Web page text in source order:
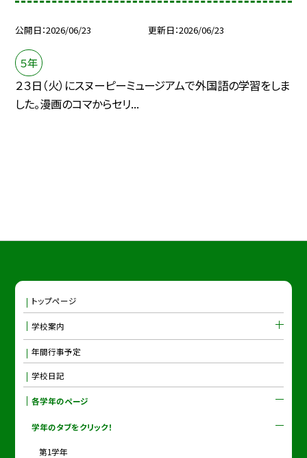
公開日 2026/06/23 更新日 2026/06/23
５年
２３日（火）にスヌーピーミュージアムで外国語の学習をしま
した。漫画のコマからセリ...
トップページ
学校案内
年間行事予定
学校日記
各学年のページ
学年のタブをクリック！
第1学年